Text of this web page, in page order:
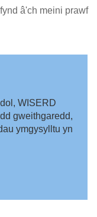
â'ch meini prawf
WISERD
gweithgaredd,
ymgysylltu yn